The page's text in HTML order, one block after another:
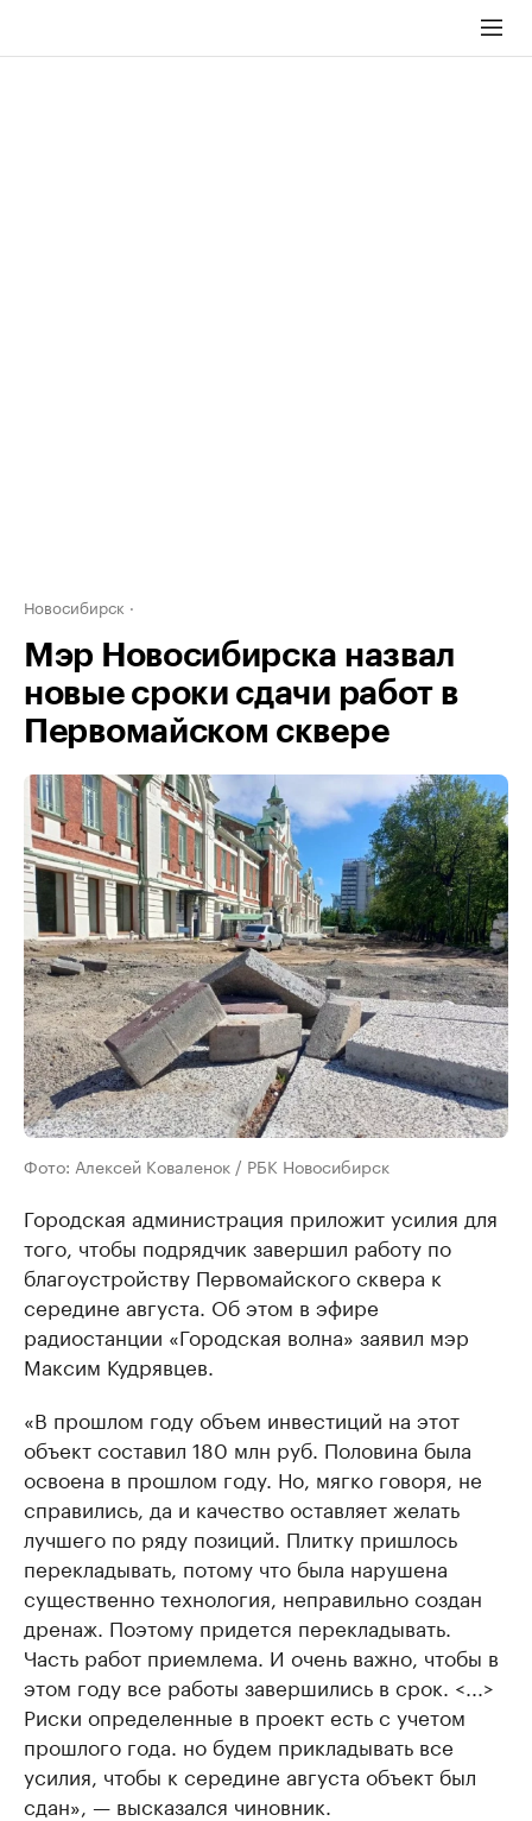
Новосибирск
Мэр Новосибирска назвал
новые сроки сдачи работ в
Первомайском сквере
Фото: Алексей Коваленок / РБК Новосибирск
Городская администрация приложит усилия для
того, чтобы подрядчик завершил работу по
благоустройству Первомайского сквера к
середине августа. Об этом в эфире
радиостанции «Городская волна» заявил мэр
Максим Кудрявцев.
«В прошлом году объем инвестиций на этот
объект составил 180 млн руб. Половина была
освоена в прошлом году. Но, мягко говоря, не
справились, да и качество оставляет желать
лучшего по ряду позиций. Плитку пришлось
перекладывать, потому что была нарушена
существенно технология, неправильно создан
дренаж. Поэтому придется перекладывать.
Часть работ приемлема. И очень важно, чтобы в
этом году все работы завершились в срок. <...>
Риски определенные в проект есть с учетом
прошлого года. но будем прикладывать все
усилия, чтобы к середине августа объект был
сдан», — высказался чиновник.